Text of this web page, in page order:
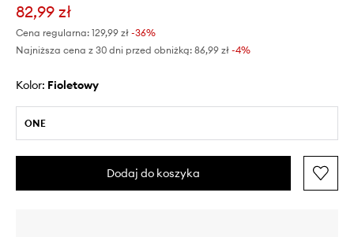
82,99 zł
Cena regularna: 129,99 zł -36%
Najniższa cena z 30 dni przed obniżką: 86,99 zł -4%
Kolor: fioletowy
ONE
Dodaj do koszyka